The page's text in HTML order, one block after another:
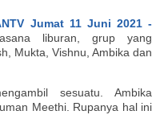
Jumat 11 Juni 2021 -
liburan, grup yang
Mukta, Vishnu, Ambika dan
sesuatu. Ambika
Meethi. Rupanya hal ini